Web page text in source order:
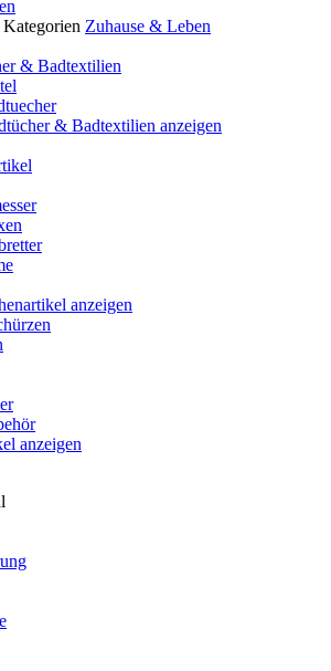
Zuhause & Leben
& Badtextilien
& Badtextilien anzeigen
anzeigen
anzeigen